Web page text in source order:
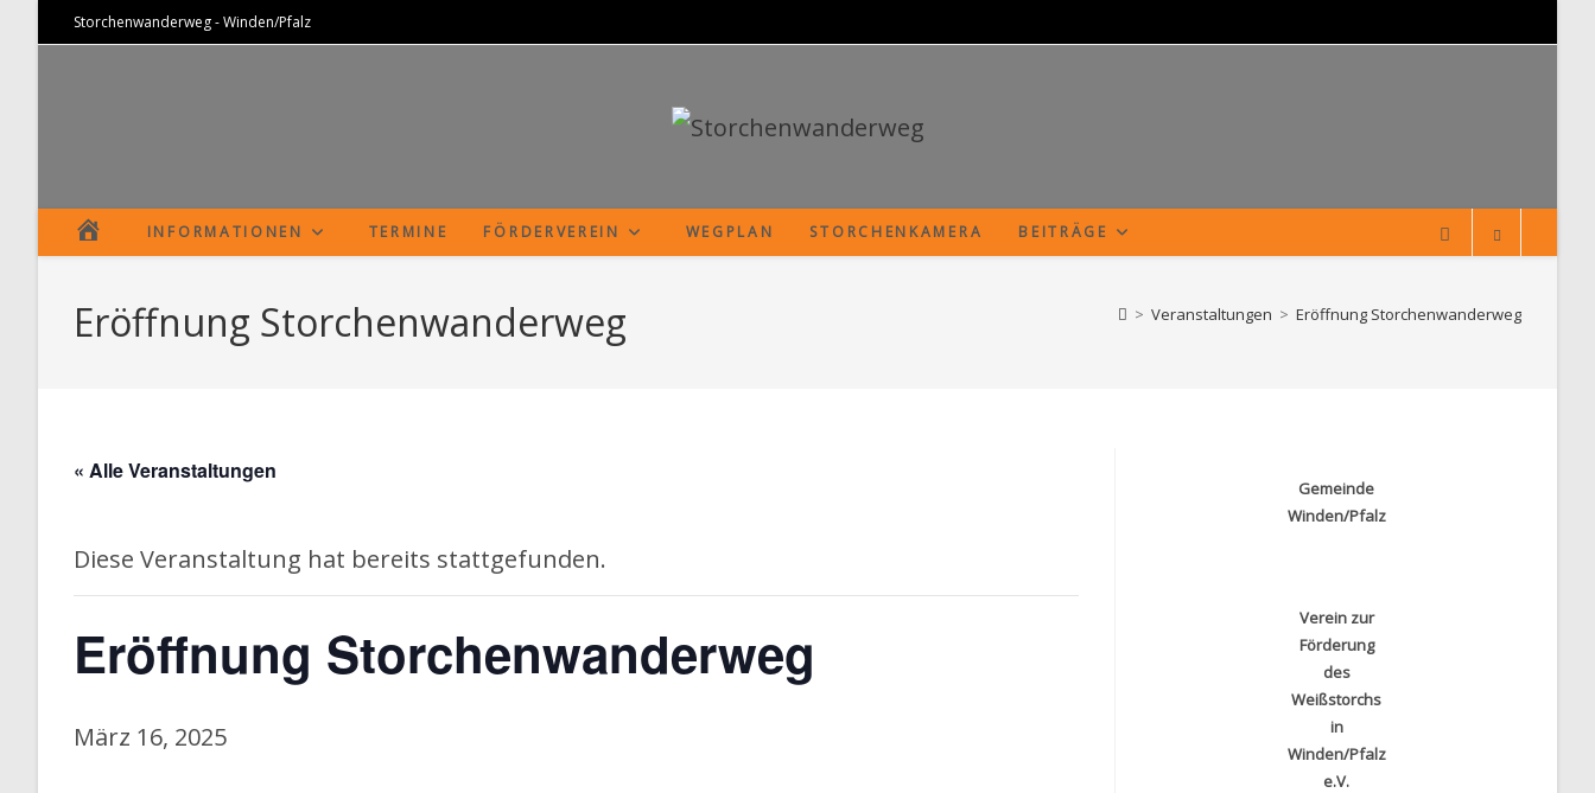
Inhalt
Storchenwanderweg - Winden/Pfalz
A
S
I
E
INFORMATIONEN TERMINE FÖRDERVEREIN WEGPLAN STORCHENKAMERA BEITRÄGE
Eröffnung Storchenwanderweg > Veranstaltungen > Eröffnung Storchenwanderweg
« Alle Veranstaltungen
Diese Veranstaltung hat bereits stattgefunden.
Eröffnung Storchenwanderweg
März 16, 2025
Gemeinde
Winden/Pfalz
Verein zur
Förderung
des
Weißstorchs
in
Winden/Pfalz
e.V.